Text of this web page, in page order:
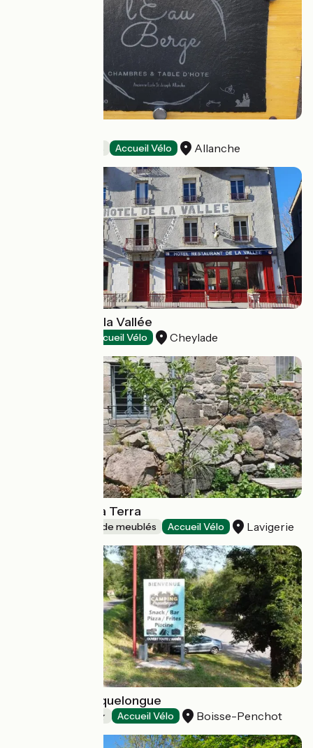
Accueil Vélo Allanche
Grand Hôtel de la Vallée
Accueil Vélo Cheylade
Le Refuge d'Alta Terra
Gîtes et locations de meublés Accueil Vélo Lavigerie
Camping Le Roquelongue
Accueil Vélo Boisse-Penchot